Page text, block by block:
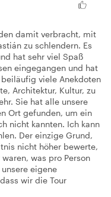
damit verbracht, mit
zu schlendern. Es
hat sehr viel Spaß
eingegangen und hat
viele Anekdoten
Architektur, Kultur, zu
Sie hat alle unsere
Ort gefunden, um ein
nicht kannten. Ich kann
Der einzige Grund,
nicht höher bewerte,
was pro Person
eigene
wir die Tour